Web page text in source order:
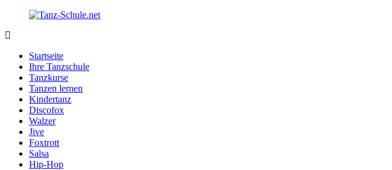
Zurück
Inhalt
Schule.net
Tanzschule
Internet
Startseite
Ihre Tanzschule
Tanzkurse
Tanzen lernen
Kindertanz
Discofox
Walzer
Jive
Foxtrott
Salsa
Hip-Hop